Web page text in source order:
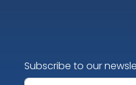
Subscribe to our